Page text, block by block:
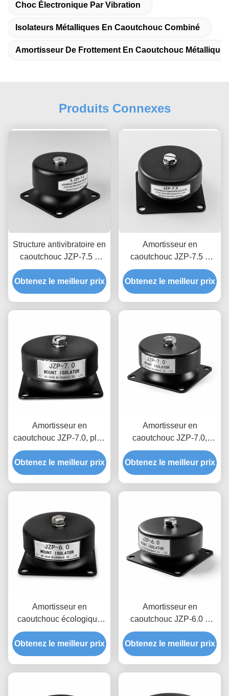
Choc Électronique Par Vibration
Isolateurs Métalliques En Caoutchouc Combiné
Amortisseur De Frottement En Caoutchouc Métallique
Produits Connexes
Structure antivibratoire en
caoutchouc JZP-7.5 à
verrouillage anti-
séparation avec
traçabilité de lot moulée
Obtenez le meilleur prix
Amortisseur en
caoutchouc JZP-7.5 à
conception hygiénique et
lisse avec amortissement
progressif facile à laver
Obtenez le meilleur prix
Amortisseur en
caoutchouc JZP-7.0, plus
de 1000000 cycles de
fatigue testés,
amortisseur de rénovation
Obtenez le meilleur prix
Amortisseur en
caoutchouc JZP-7.0,
ensemble à faible
Compression, élasticité
permanente, rapport
Obtenez le meilleur prix
Amortisseur en
caoutchouc écologique
JZP-6.0, amortisseur
autolubrifié sans
grincement pour
Obtenez le meilleur prix
Amortisseur en
caoutchouc JZP-6.0 à
large plage de
température pour le
filtrage des micro-
équipements de précision
Obtenez le meilleur prix